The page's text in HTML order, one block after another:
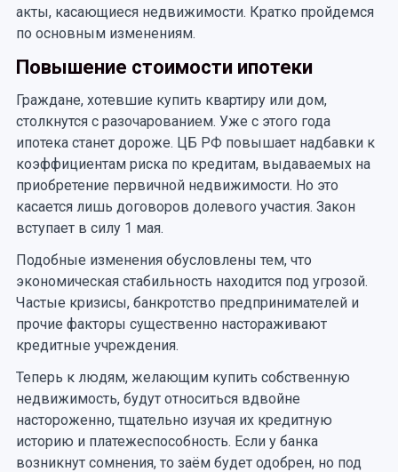
акты, касающиеся недвижимости. Кратко пройдемся
по основным изменениям.
Повышение стоимости ипотеки
Граждане, хотевшие купить квартиру или дом,
столкнутся с разочарованием. Уже с этого года
ипотека станет дороже. ЦБ РФ повышает надбавки к
коэффициентам риска по кредитам, выдаваемых на
приобретение первичной недвижимости. Но это
касается лишь договоров долевого участия. Закон
вступает в силу 1 мая.
Подобные изменения обусловлены тем, что
экономическая стабильность находится под угрозой.
Частые кризисы, банкротство предпринимателей и
прочие факторы существенно настораживают
кредитные учреждения.
Теперь к людям, желающим купить собственную
недвижимость, будут относиться вдвойне
настороженно, тщательно изучая их кредитную
историю и платежеспособность. Если у банка
возникнут сомнения, то заём будет одобрен, но под